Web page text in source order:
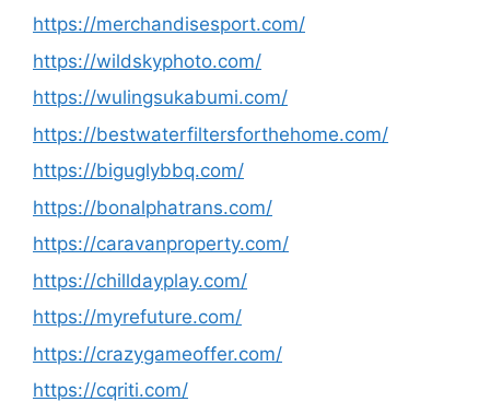
https://merchandisesport.com/
https://wildskyphoto.com/
https://wulingsukabumi.com/
https://bestwaterfiltersforthehome.com/
https://biguglybbq.com/
https://bonalphatrans.com/
https://caravanproperty.com/
https://chilldayplay.com/
https://myrefuture.com/
https://crazygameoffer.com/
https://cqriti.com/